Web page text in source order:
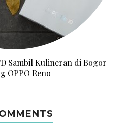
Sambil Kulineran di Bogor
OPPO Reno